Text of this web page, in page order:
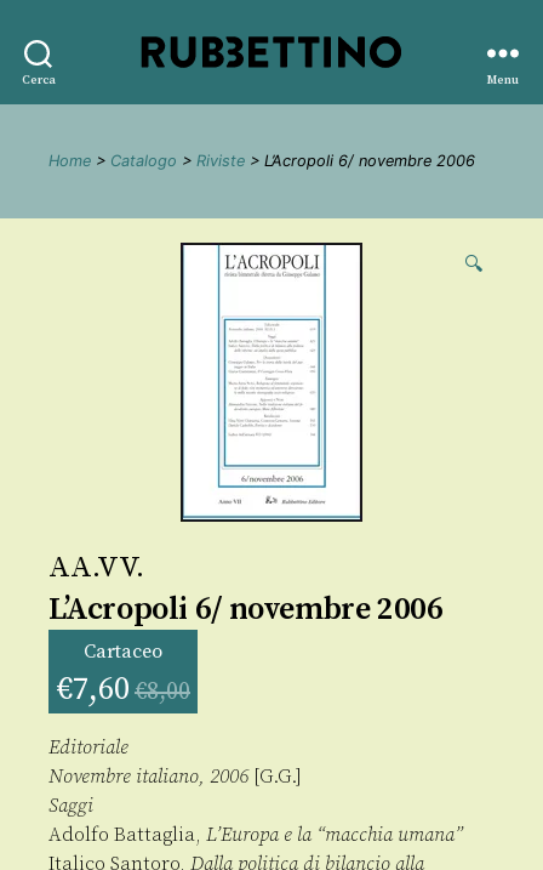
Cerca
editore
Menu
Home > Catalogo > Riviste > L’Acropoli 6/ novembre 2006
🔍
AA.VV.
L’Acropoli 6/ novembre 2006
Cartaceo
€7,60 €8,00
Editoriale
Novembre italiano, 2006[G.G.]
Saggi
Adolfo Battaglia, L’Europa e la “macchia umana”
Italico Santoro, Dalla politica di bilancio alla